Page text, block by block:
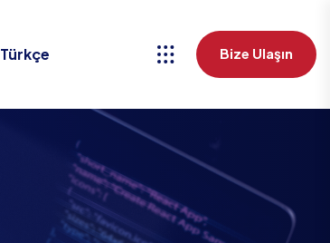
Türkçe Bize Ulaşın